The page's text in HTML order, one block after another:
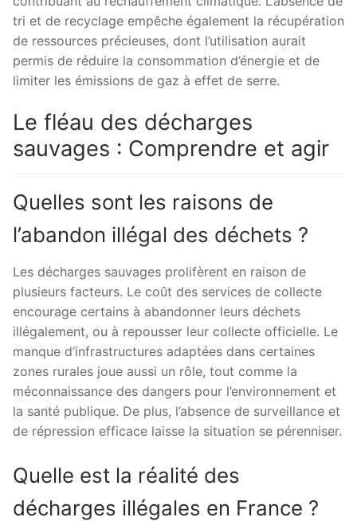
tri et de recyclage empêche également la récupération
de ressources précieuses, dont l’utilisation aurait
permis de réduire la consommation d’énergie et de
limiter les émissions de gaz à effet de serre.
Le fléau des décharges
sauvages : Comprendre et agir
Quelles sont les raisons de
l’abandon illégal des déchets ?
Les décharges sauvages prolifèrent en raison de
plusieurs facteurs. Le coût des services de collecte
encourage certains à abandonner leurs déchets
illégalement, ou à repousser leur collecte officielle. Le
manque d’infrastructures adaptées dans certaines
zones rurales joue aussi un rôle, tout comme la
méconnaissance des dangers pour l’environnement et
la santé publique. De plus, l’absence de surveillance et
de répression efficace laisse la situation se pérenniser.
Quelle est la réalité des
décharges illégales en France ?